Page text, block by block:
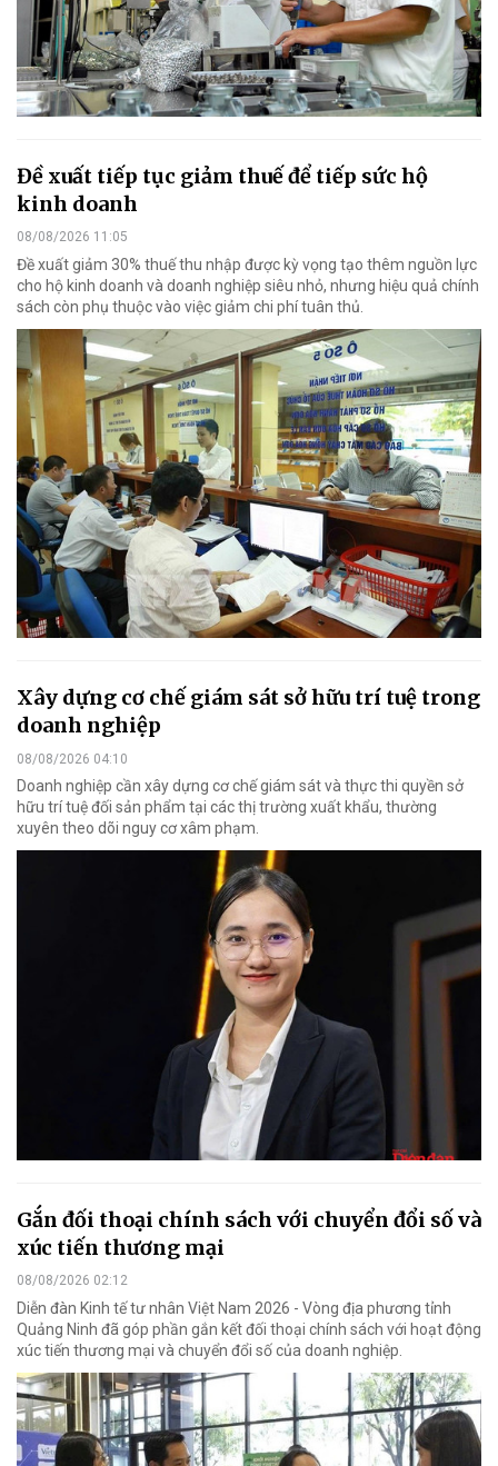
Đề xuất tiếp tục giảm thuế để tiếp sức hộ
kinh doanh
08/08/2026 11:05
Đề xuất giảm 30% thuế thu nhập được kỳ vọng tạo thêm nguồn lực
cho hộ kinh doanh và doanh nghiệp siêu nhỏ, nhưng hiệu quả chính
sách còn phụ thuộc vào việc giảm chi phí tuân thủ.
Xây dựng cơ chế giám sát sở hữu trí tuệ trong
doanh nghiệp
08/08/2026 04:10
Doanh nghiệp cần xây dựng cơ chế giám sát và thực thi quyền sở
hữu trí tuệ đối sản phẩm tại các thị trường xuất khẩu, thường
xuyên theo dõi nguy cơ xâm phạm.
Gắn đối thoại chính sách với chuyển đổi số và
xúc tiến thương mại
08/08/2026 02:12
Diễn đàn Kinh tế tư nhân Việt Nam 2026 - Vòng địa phương tỉnh
Quảng Ninh đã góp phần gắn kết đối thoại chính sách với hoạt động
xúc tiến thương mại và chuyển đổi số của doanh nghiệp.